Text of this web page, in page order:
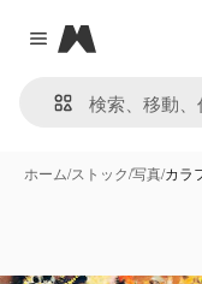
Close menu
Magnific
ホーム/ストック/写真/カラ